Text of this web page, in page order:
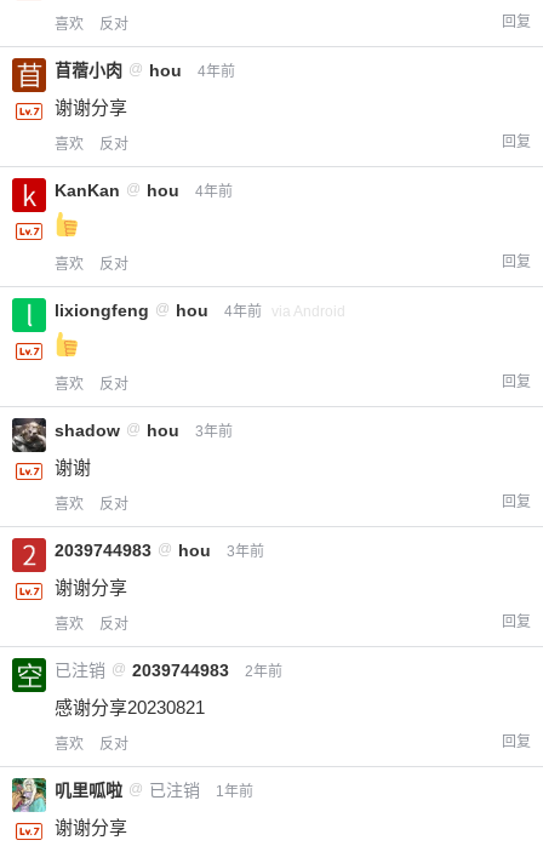
给-熊本熊-打赏
20 元
喜欢 反对 回复
苜蓿小肉 @ hou 4年前
谢谢分享
喜欢 反对 回复
KanKan @ hou 4年前
喜欢 反对 回复
lixiongfeng @ hou 4年前 via Android
喜欢 反对 回复
shadow @ hou 3年前
谢谢
喜欢 反对 回复
2039744983 @ hou 3年前
谢谢分享
喜欢 反对 回复
已注销 @ 2039744983 2年前
感谢分享20230821
喜欢 反对 回复
叽里呱啦 @ 已注销 1年前
谢谢分享
限。
忘记密码？找回